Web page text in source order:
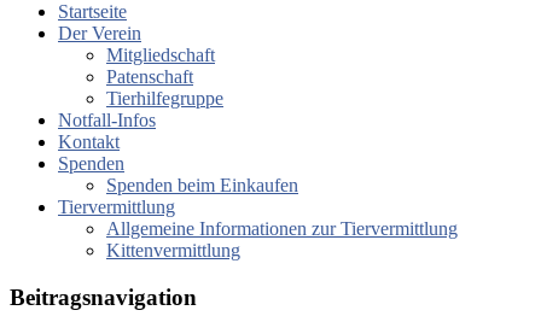
Startseite
Der Verein
Mitgliedschaft
Patenschaft
Tierhilfegruppe
Notfall-Infos
Kontakt
Spenden
Spenden beim Einkaufen
Tiervermittlung
Allgemeine Informationen zur Tiervermittlung
Kittenvermittlung
Beitragsnavigation